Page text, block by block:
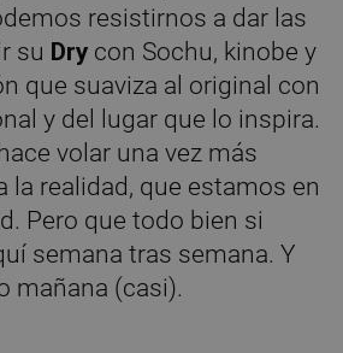
resistirnos a dar las
su Dry con Sochu, kinobe y
que suaviza al original con
y del lugar que lo inspira.
volar una vez más
la realidad, que estamos en
Pero que todo bien si
semana tras semana. Y
mañana (casi).